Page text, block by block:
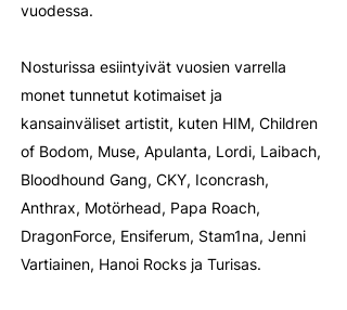
vuodessa.​
Nosturissa esiintyivät vuosien varrella
monet tunnetut kotimaiset ja
kansainväliset artistit, kuten HIM, Children
of Bodom, Muse, Apulanta, Lordi, Laibach,
Bloodhound Gang, CKY, Iconcrash,
Anthrax, Motörhead, Papa Roach,
DragonForce, Ensiferum, Stam1na, Jenni
Vartiainen, Hanoi Rocks ja Turisas.